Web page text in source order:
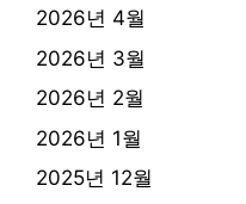
2026년 4월
2026년 3월
2026년 2월
2026년 1월
2025년 12월